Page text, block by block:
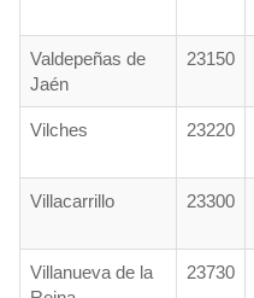
Valdepeñas de
Jaén
23150
Vilches 23220
Villacarrillo 23300
Villanueva de la
23730